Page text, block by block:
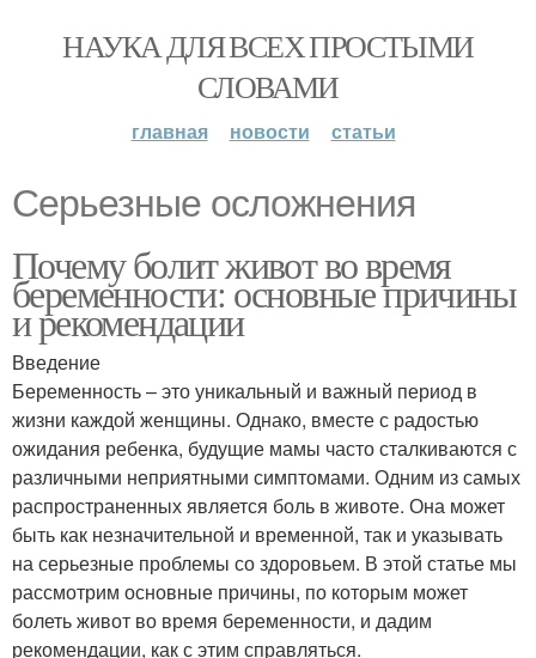
НАУКА ДЛЯ ВСЕХ ПРОСТЫМИ
СЛОВАМИ
главная новости статьи
Серьезные осложнения
Почему болит живот во время
беременности: основные причины
и рекомендации
Введение
Беременность – это уникальный и важный период в
жизни каждой женщины. Однако, вместе с радостью
ожидания ребенка, будущие мамы часто сталкиваются с
различными неприятными симптомами. Одним из самых
распространенных является боль в животе. Она может
быть как незначительной и временной, так и указывать
на серьезные проблемы со здоровьем. В этой статье мы
рассмотрим основные причины, по которым может
болеть живот во время беременности, и дадим
рекомендации, как с этим справляться.